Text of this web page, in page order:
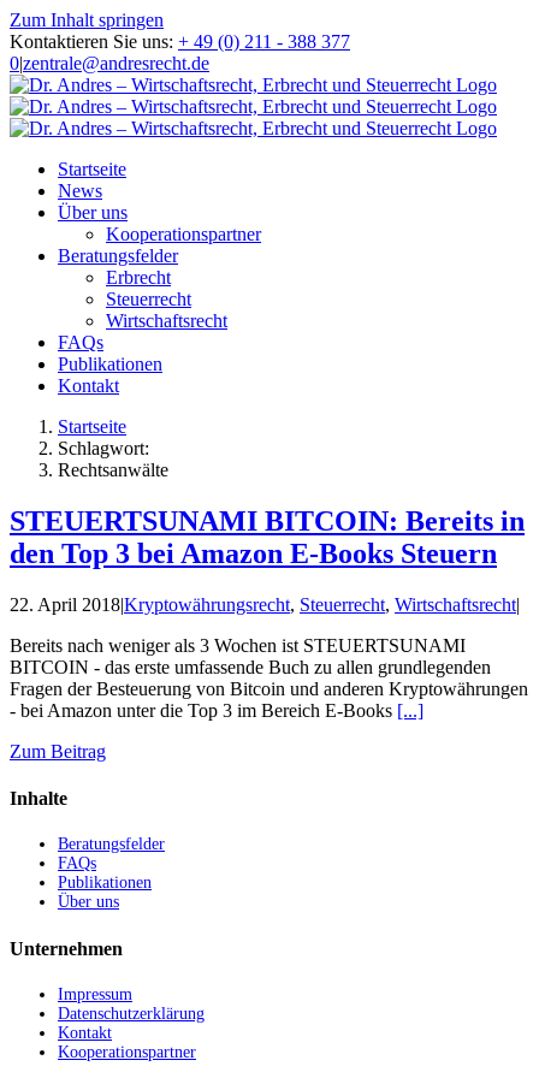
Zum Inhalt springen
Kontaktieren Sie uns: + 49 (0) 211 - 388 377
0|zentrale@andresrecht.de
Startseite
News
Über uns
Kooperationspartner
Beratungsfelder
Erbrecht
Steuerrecht
Wirtschaftsrecht
FAQs
Publikationen
Kontakt
Startseite
Schlagwort:
Rechtsanwälte
STEUERTSUNAMI BITCOIN: Bereits in
den Top 3 bei Amazon E-Books Steuern
22. April 2018|Kryptowährungsrecht, Steuerrecht, Wirtschaftsrecht|
Bereits nach weniger als 3 Wochen ist STEUERTSUNAMI
BITCOIN - das erste umfassende Buch zu allen grundlegenden
Fragen der Besteuerung von Bitcoin und anderen Kryptowährungen
- bei Amazon unter die Top 3 im Bereich E-Books [...]
Zum Beitrag
Inhalte
Beratungsfelder
FAQs
Publikationen
Über uns
Unternehmen
Impressum
Datenschutzerklärung
Kontakt
Kooperationspartner